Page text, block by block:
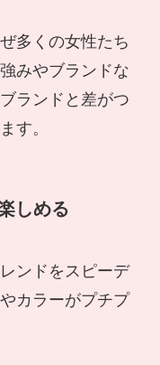
多くの女性たち
みやブランドな
ランドと差がつ
す。
しめる
ンドをスピーデ
カラーがプチプ